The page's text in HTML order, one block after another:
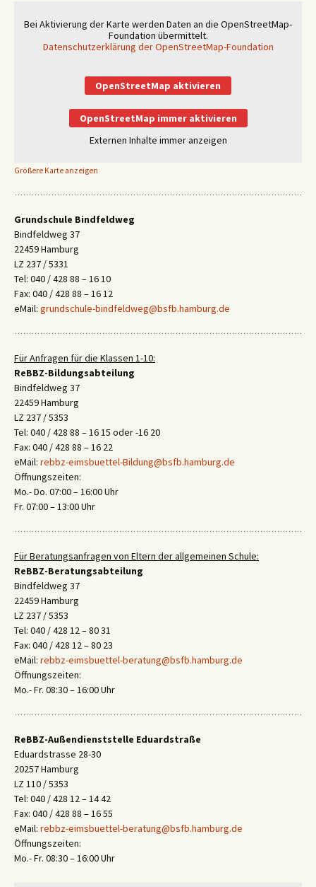
Bei Aktivierung der Karte werden Daten an die OpenStreetMap-
Foundation übermittelt.
Datenschutzerklärung der OpenStreetMap-Foundation
OpenStreetMap aktivieren
OpenStreetMap immer aktivieren
Externen Inhalte immer anzeigen
Größere Karte anzeigen
Grundschule Bindfeldweg
Bindfeldweg 37
22459 Hamburg
LZ 237 / 5331
Tel: 040 / 428 88 – 16 10
Fax: 040 / 428 88 – 16 12
eMail: grundschule-bindfeldweg@bsfb.hamburg.de
Für Anfragen für die Klassen 1-10:
ReBBZ-Bildungsabteilung
Bindfeldweg 37
22459 Hamburg
LZ 237 / 5353
Tel: 040 / 428 88 – 16 15 oder -16 20
Fax: 040 / 428 88 – 16 22
eMail: rebbz-eimsbuettel-Bildung@bsfb.hamburg.de
Öffnungszeiten:
Mo.- Do. 07:00 – 16:00 Uhr
Fr. 07:00 – 13:00 Uhr
Für Beratungsanfragen von Eltern der allgemeinen Schule:
ReBBZ-Beratungsabteilung
Bindfeldweg 37
22459 Hamburg
LZ 237 / 5353
Tel: 040 / 428 12 – 80 31
Fax: 040 / 428 12 – 80 23
eMail: rebbz-eimsbuettel-beratung@bsfb.hamburg.de
Öffnungszeiten:
Mo.- Fr. 08:30 – 16:00 Uhr
ReBBZ-Außendienststelle Eduardstraße
Eduardstrasse 28-30
20257 Hamburg
LZ 110 / 5353
Tel: 040 / 428 12 – 14 42
Fax: 040 / 428 88 – 16 55
eMail: rebbz-eimsbuettel-beratung@bsfb.hamburg.de
Öffnungszeiten:
Mo.- Fr. 08:30 – 16:00 Uhr